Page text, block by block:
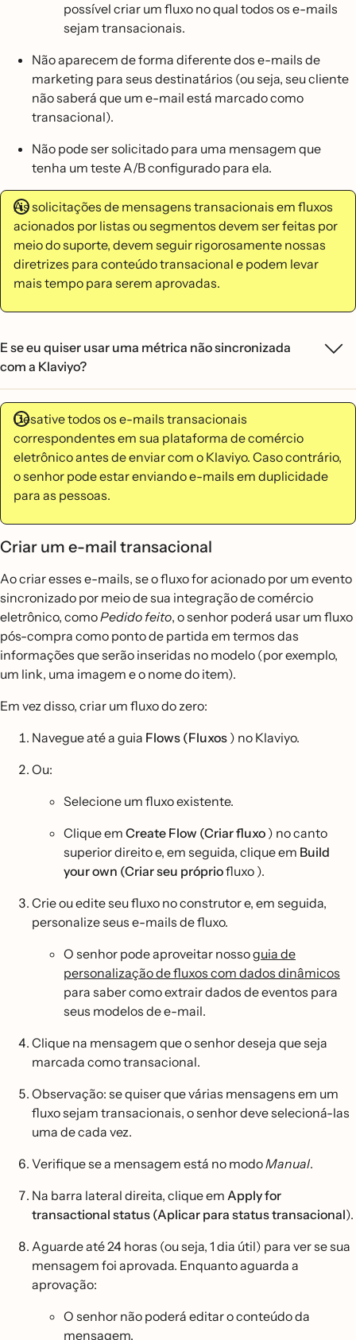
possível criar um fluxo no qual todos os e-mails
sejam transacionais.
Não aparecem de forma diferente dos e-mails de
marketing para seus destinatários (ou seja, seu cliente
não saberá que um e-mail está marcado como
transacional).
Não pode ser solicitado para uma mensagem que
tenha um teste A/B configurado para ela.
As solicitações de mensagens transacionais em fluxos
acionados por listas ou segmentos devem ser feitas por
meio do suporte, devem seguir rigorosamente nossas
diretrizes para conteúdo transacional e podem levar
mais tempo para serem aprovadas.
E se eu quiser usar uma métrica não sincronizada
com a Klaviyo?
Desative todos os e-mails transacionais
correspondentes em sua plataforma de comércio
eletrônico antes de enviar com o Klaviyo. Caso contrário,
o senhor pode estar enviando e-mails em duplicidade
para as pessoas.
Criar um e-mail transacional
Ao criar esses e-mails, se o fluxo for acionado por um evento
sincronizado por meio de sua integração de comércio
eletrônico, comoPedido feito, o senhor poderá usar um fluxo
pós-compra como ponto de partida em termos das
informações que serão inseridas no modelo (por exemplo,
um link, uma imagem e o nome do item).
Em vez disso, criar um fluxo do zero:
Navegue até a guia Flows (Fluxos ) no Klaviyo.
Ou:
Selecione um fluxo existente.
Clique em Create Flow (Criar fluxo ) no canto
superior direito e, em seguida, clique em Build
your own (Criar seu própriofluxo ).
Crie ou edite seu fluxo no construtor e, em seguida,
personalize seus e-mails de fluxo.
O senhor pode aproveitar nossoguia de
personalização de fluxos com dados dinâmicos
para saber como extrair dados de eventos para
seus modelos de e-mail.
Clique na mensagem que o senhor deseja que seja
marcada como transacional.
Observação: se quiser que várias mensagens em um
fluxo sejam transacionais, o senhor deve selecioná-las
uma de cada vez.
Verifique se a mensagem está no modoManual.
Na barra lateral direita, clique em Apply for
transactional status (Aplicar para status transacional).
Aguarde até 24 horas (ou seja, 1 dia útil) para ver se sua
mensagem foi aprovada. Enquanto aguarda a
aprovação:
O senhor não poderá editar o conteúdo da
mensagem.